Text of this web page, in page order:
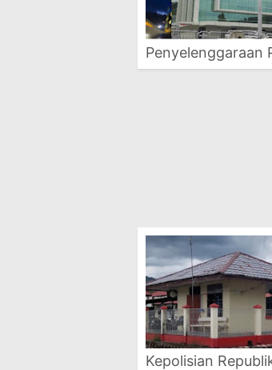
Penyelenggaraan
Kepolisian